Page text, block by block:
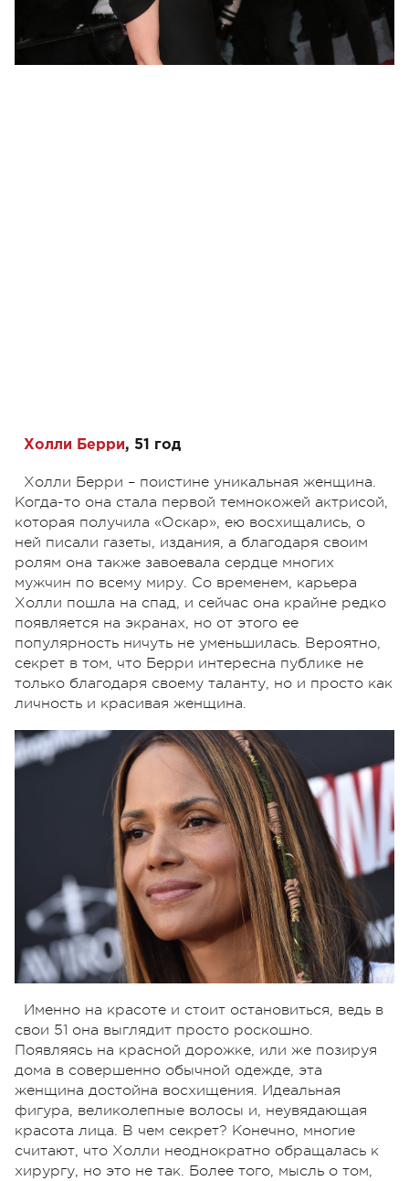
Холли Берри, 51 год
Холли Берри – поистине уникальная женщина.
Когда-то она стала первой темнокожей актрисой,
которая получила «Оскар», ею восхищались, о
ней писали газеты, издания, а благодаря своим
ролям она также завоевала сердце многих
мужчин по всему миру. Со временем, карьера
Холли пошла на спад, и сейчас она крайне редко
появляется на экранах, но от этого ее
популярность ничуть не уменьшилась. Вероятно,
секрет в том, что Берри интересна публике не
только благодаря своему таланту, но и просто как
личность и красивая женщина.
Именно на красоте и стоит остановиться, ведь в
свои 51 она выглядит просто роскошно.
Появляясь на красной дорожке, или же позируя
дома в совершенно обычной одежде, эта
женщина достойна восхищения. Идеальная
фигура, великолепные волосы и, неувядающая
красота лица. В чем секрет? Конечно, многие
считают, что Холли неоднократно обращалась к
хирургу, но это не так. Более того, мысль о том,